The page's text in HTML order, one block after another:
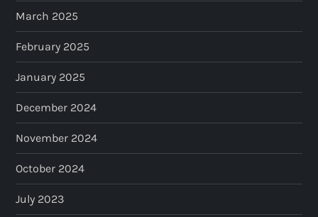
March 2025
February 2025
January 2025
December 2024
November 2024
October 2024
July 2023